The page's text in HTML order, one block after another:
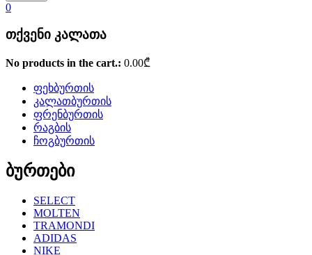
0
თქვენი კალათა
No products in the cart.: 0.00₾
ფეხბურთის
კალათბურთის
ფრენბურთის
რაგბის
ჩოგბურთის
ბურთები
SELECT
MOLTEN
TRAMONDI
ADIDAS
NIKE